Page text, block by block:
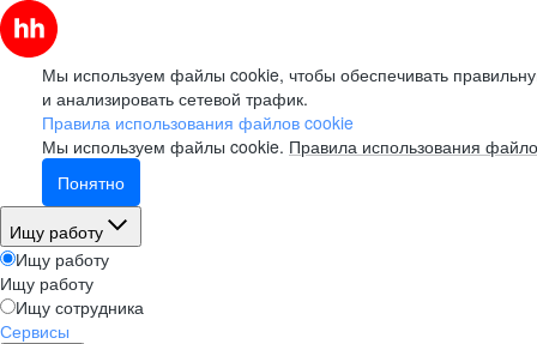
Мы используем файлы cookie, чтобы обеспечивать
и анализировать сетевой трафик.
Правила использования файлов cookie
Мы используем файлы cookie. Правила использования
Понятно
Ищу работу
Ищу работу
Ищу работу
Ищу сотрудника
Сервисы